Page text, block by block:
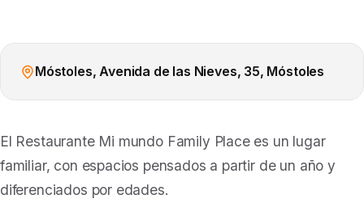
Móstoles, Avenida de las Nieves, 35, Móstoles
El Restaurante Mi mundo Family Place es un lugar
familiar, con espacios pensados a partir de un año y
diferenciados por edades.